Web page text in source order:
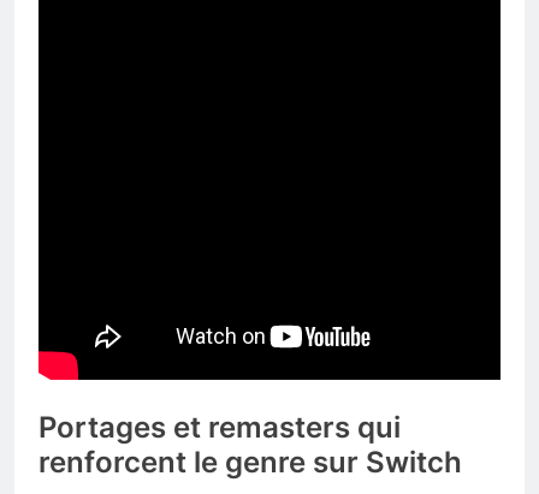
Portages et remasters qui
renforcent le genre sur Switch